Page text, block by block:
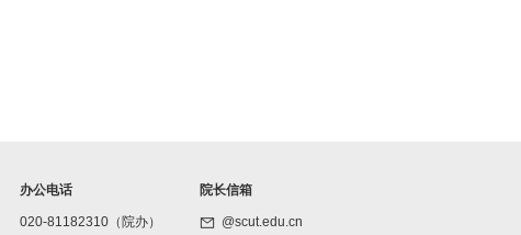
办公电话
020-81182310（院办）
院长信箱
@scut.edu.cn